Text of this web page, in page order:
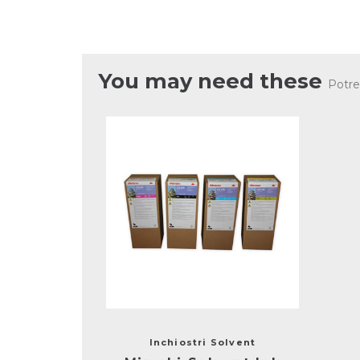
You may need these
Inchiostri Solvent